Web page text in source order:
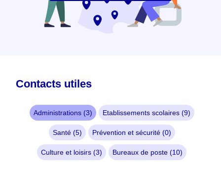
Contacts utiles
Administrations (3) Etablissements scolaires (9)
Santé (5) Prévention et sécurité (0)
Culture et loisirs (3) Bureaux de poste (10)